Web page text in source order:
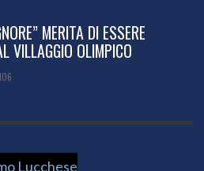
MERITA DI ESSERE
VILLAGGIO OLIMPICO